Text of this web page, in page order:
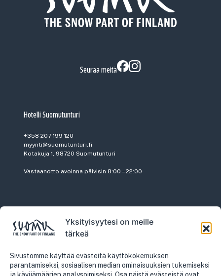
Yksityisyytesi on meille
tärkeä
Sivustomme käyttää evästeitä käyttökokemuksen
parantamiseksi, sosiaalisen median ominaisuuksien tukemiseksi
Seuraa meitä
Hotelli Suomutunturi
+358 207 199 120
myynti@suomutunturi.fi
Kotakuja 1, 98720 Suomutunturi
Vastaanotto avoinna päivisin 8:00 – 22:00
Vuokraamo
vuokraamo@suomutunturi.fi